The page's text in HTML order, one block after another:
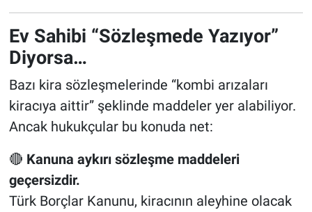
Ev Sahibi “Sözleşmede Yazıyor”
Diyorsa…
Bazı kira sözleşmelerinde “kombi arızaları
kiracıya aittir” şeklinde maddeler yer alabiliyor.
Ancak hukukçular bu konuda net:
🔴 Kanuna aykırı sözleşme maddeleri
geçersizdir.
Türk Borçlar Kanunu, kiracının aleyhine olacak